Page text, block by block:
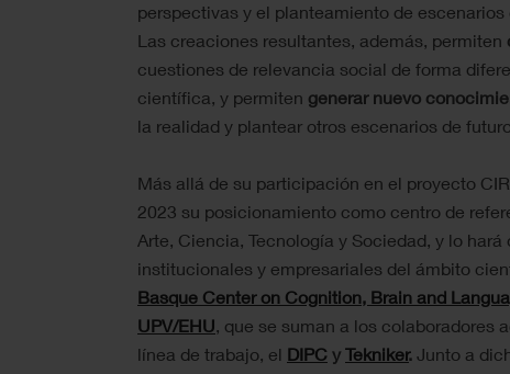
perspectivas y el planteamiento de
Las creaciones resultantes, además, permiten
cuestiones de relevancia social de forma
científica, y permiten generar nuevo
la realidad y plantear otros escenarios de
Más allá de su participación en el proyecto
2023 su posicionamiento como centro de
Arte, Ciencia, Tecnología y Sociedad, y lo
institucionales y empresariales del ámbito
Basque Center on Cognition, Brain and
UPV/EHU, que se suman a los colaboradores
línea de trabajo, el DIPC y Tekniker. Junto a